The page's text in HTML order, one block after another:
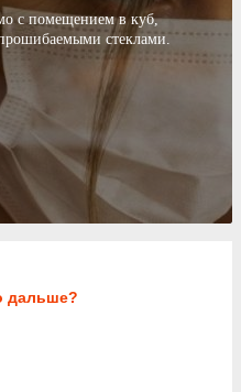
с помещением в куб,
стеклами.
дальше?